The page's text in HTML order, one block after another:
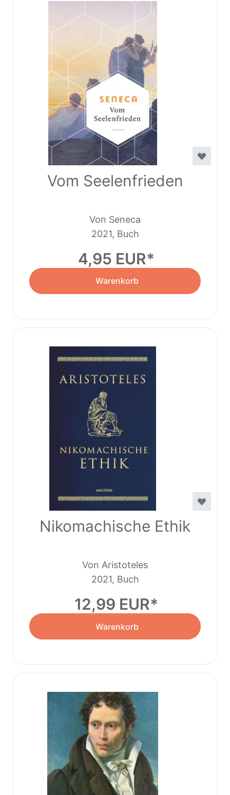
Vom Seelenfrieden
Von Seneca
2021, Buch
4,95 EUR
Warenkorb
Nikomachische Ethik
Von Aristoteles
2021, Buch
12,99 EUR
Warenkorb